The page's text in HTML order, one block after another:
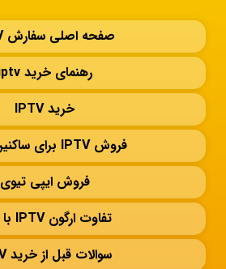
صفحه اصلی سفارش IPTV
رهنمای خرید iptv
خرید IPTV
فروش IPTV برای ساکنین خارج
فروش ایپی تیوی
تفاوت ارگون IPTV با سایر
سوالات قبل از خرید IPTV